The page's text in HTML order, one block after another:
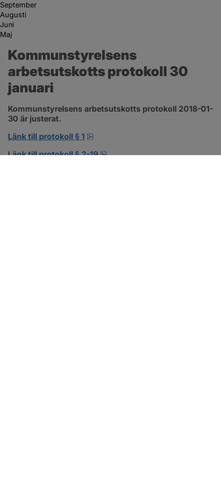
September
Augusti
Juni
Maj
Kommunstyrelsens
arbetsutskotts protokoll 30
januari
Kommunstyrelsens arbetsutskotts protokoll 2018-01-
30 är justerat.
Länk till protokoll § 1
Länk till protokoll § 2-19
pdf, 302.8 kB, öppnas i nytt